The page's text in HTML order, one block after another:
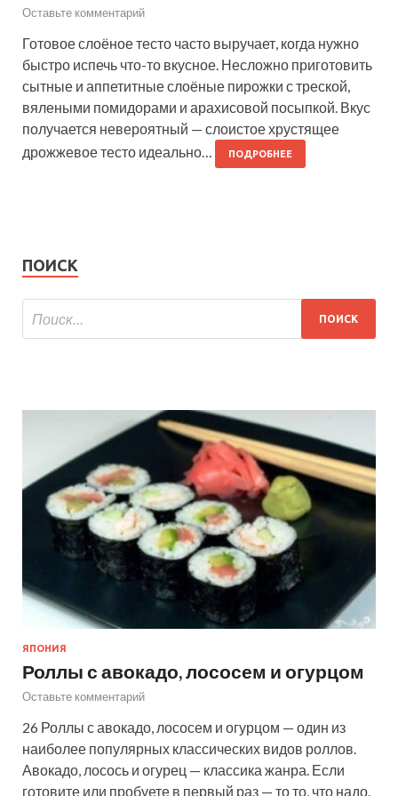
Оставьте комментарий
Готовое слоёное тесто часто выручает, когда нужно
быстро испечь что-то вкусное. Несложно приготовить
сытные и аппетитные слоёные пирожки с треской,
вялеными помидорами и арахисовой посыпкой. Вкус
получается невероятный — слоистое хрустящее
дрожжевое тесто идеально…
ПОДРОБНЕЕ
ПОИСК
ЯПОНИЯ
Роллы с авокадо, лососем и огурцом
Оставьте комментарий
26 Роллы с авокадо, лососем и огурцом — один из
наиболее популярных классических видов роллов.
Авокадо, лосось и огурец — классика жанра. Если
готовите или пробуете в первый раз — то то, что надо.